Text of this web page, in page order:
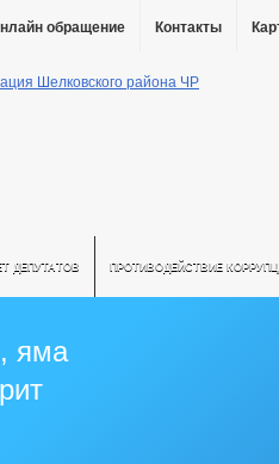
обращение Контакты
ДЕПУТАТОВ ПРОТИВОДЕЙСТВИЕ
яма